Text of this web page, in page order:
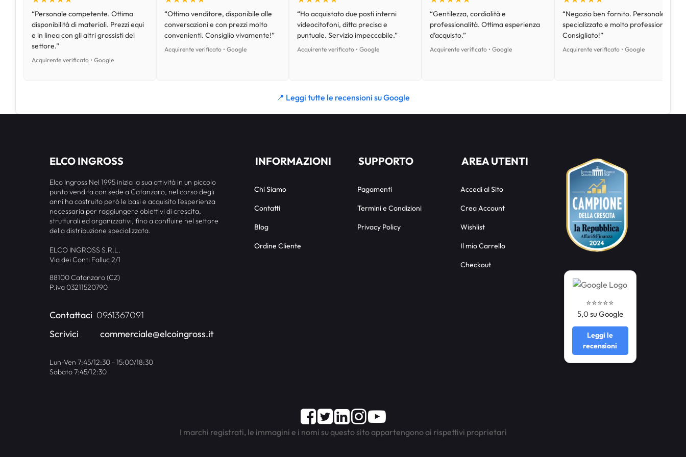
“Personale competente. Ottima
disponibilità di materiali. Prezzi equi
e in linea con gli altri grossisti del
settore.”
Acquirente verificato • Google
“Ottimo venditore, disponibile alle
conversazioni e con prezzi molto
convenienti. Consiglio vivamente!”
Acquirente verificato • Google
“Ho acquistato due posti interni
videocitofoni, ditta precisa e
puntuale. Servizio impeccabile.”
Acquirente verificato • Google
“Gentilezza, cordialità e
professionalità. Ottima esperienza
d’acquisto.”
Acquirente verificato • Google
“Negozio ben fornito. Personale
specializzato e molto professionale.
Consigliato!”
Acquirente verificato • Google
📍 Leggi tutte le recensioni su Google
ELCO INGROSS
Elco Ingross Nel 1995 inizia la sua attività in un piccolo
punto vendita con sede a Catanzaro, nel corso degli
anni ha costruito però le basi e acquisito l’esperienza
necessaria per raggiungere obiettivi di crescita,
strutturali ed organizzativi, fino a confluire nel settore
della distribuzione specializzata.
ELCO INGROSS S.R.L.
Via dei Conti Falluc 2/1
88100 Catanzaro (CZ)
P.iva 03211520790
Contattaci 0961367091
Scrivici
commerciale@elcoingross.it
Lun-Ven 7:45/12:30 - 15:00/18:30
Sabato 7:45/12:30
INFORMAZIONI
Chi Siamo
Contatti
Blog
Ordine Cliente
SUPPORTO
Pagamenti
Termini e Condizioni
Privacy Policy
AREA UTENTI
Accedi al Sito
Crea Account
Wishlist
Il mio Carrello
Checkout
⭐️⭐️⭐️⭐️⭐️
5,0 su Google
Leggi le
recensioni
Facebook
TwitterLinkedInInstagram
Youtube
I marchi registrati, le immagini e i nomi su questo sito appartengono ai rispettivi proprietari